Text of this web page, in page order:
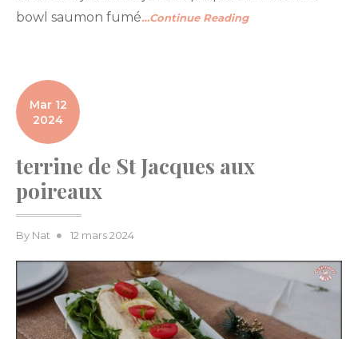
bowl saumon fumé…Continue Reading
Mar 12
2024
terrine de St Jacques aux
poireaux
By Nat
Posted
12 mars 2024